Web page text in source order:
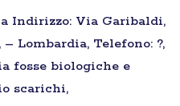
Indirizzo: Via Garibaldi,
Lombardia, Telefono: ?,
fosse biologiche e
scarichi,